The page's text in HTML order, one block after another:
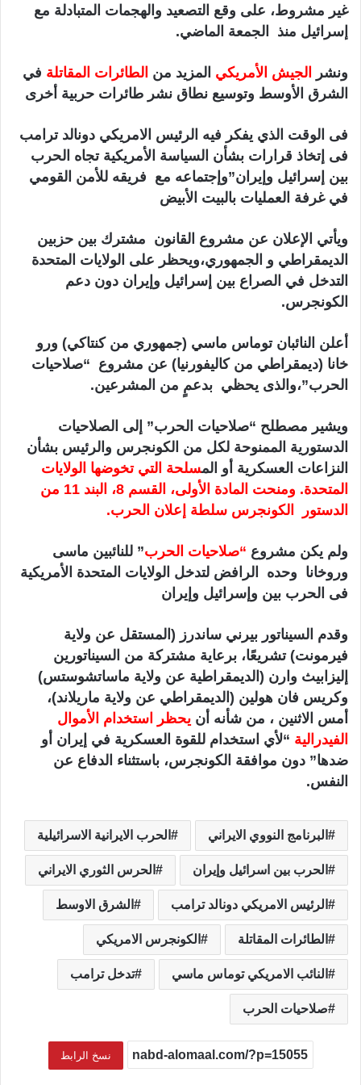
ا
غير مشروط، على وقع التصعيد والهجمات المتبادلة مع
إسرائيل منذ الجمعة الماضي.
ونشر الجيش الأمريكي المزيد من الطائرات المقاتلة في
الشرق الأوسط وتوسيع نطاق نشر طائرات حربية أخرى
فى الوقت الذي يفكر فيه الرئيس الامريكي دونالد ترامب
فى إتخاذ قرارات بشأن السياسة الأمريكية تجاه الحرب
بين إسرائيل وإيران”وإجتماعه مع فريقه للأمن القومي
في غرفة العمليات بالبيت الأبيض
ويأتي الإعلان عن مشروع القانون مشترك بين حزبين
الديمقراطي و الجمهوري،ويحظر على الولايات المتحدة
التدخل في الصراع بين إسرائيل وإيران دون دعم
الكونجرس.
أعلن النائبان توماس ماسي (جمهوري من كنتاكي) ورو
خانا (ديمقراطي من كاليفورنيا) عن مشروع “صلاحيات
الحرب”،والذى يحظي بدعمٍ من المشرعين.
ويشير مصطلح “صلاحيات الحرب” إلى الصلاحيات
الدستورية الممنوحة لكل من الكونجرس والرئيس بشأن
النزاعات العسكرية أو المسلحة التي تخوضها الولايات
المتحدة. ومنحت المادة الأولى، القسم 8، البند 11 من
الدستور الكونجرس سلطة إعلان الحرب.
ولم يكن مشروع “صلاحيات الحرب” للنائبين ماسى
وروخانا وحده الرافض لتدخل الولايات المتحدة الأمريكية
فى الحرب بين وإسرائيل وإيران
وقدم السيناتور بيرني ساندرز (المستقل عن ولاية
فيرمونت) تشريعًا، برعاية مشتركة من السيناتورين
إليزابيث وارن (الديمقراطية عن ولاية ماساتشوستس)
وكريس فان هولين (الديمقراطي عن ولاية ماريلاند)،
أمس الاثنين ، من شأنه أن يحظر استخدام الأموال
الفيدرالية “لأي استخدام للقوة العسكرية في إيران أو
ضدها” دون موافقة الكونجرس، باستثناء الدفاع عن
النفس.
البرنامج النووي الايراني الحرب الايرانية الاسرائيلية
الحرب بين اسرائيل وإيران الحرس الثوري الايراني
الرئيس الامريكي دونالد ترامب الشرق الاوسط
الطائرات المقاتلة الكونجرس الامريكي
النائب الامريكي توماس ماسي تدخل ترامب
صلاحيات الحرب
نسخ الرابط